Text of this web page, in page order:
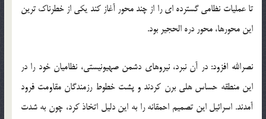
تا عملیات نظامی گسترده ای را از چند محور آغاز کند یکی از خطرناک ترین
این محورها، محور دره الحجیر بود.‬‎
نصرالله افزود: در آن نبرد، نیروهای دشمن صهیونیستی، نظامیان خود را در
این منطقه حساس هلی برن کردند و پشت خطوط رزمندگان مقاومت فرود
آمدند. اسرائیل این تصمیم احمقانه را به این دلیل اتخاذ کرد، چون به شدت